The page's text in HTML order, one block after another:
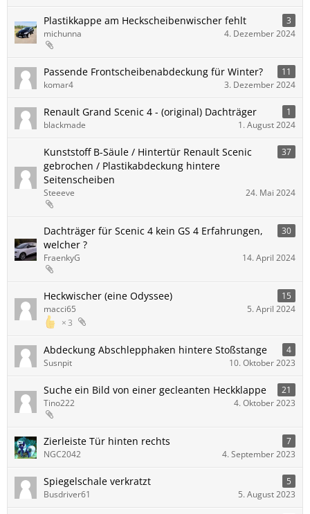
Plastikkappe am Heckscheibenwischer fehlt
3
michunna
4. Dezember 2024
Passende Frontscheibenabdeckung für Winter?
11
komar4
3. Dezember 2024
Renault Grand Scenic 4 - (original) Dachträger
1
blackmade
1. August 2024
Kunststoff B-Säule / Hintertür Renault Scenic
gebrochen / Plastikabdeckung hintere
Seitenscheiben
37
Steeeve 24. Mai 2024
Dachträger für Scenic 4 kein GS 4 Erfahrungen,
welcher ?
30
FraenkyG 14. April 2024
Heckwischer (eine Odyssee) 15
3
macci65 5. April 2024
Abdeckung Abschlepphaken hintere Stoßstange
4
Susnpit
10. Oktober 2023
Suche ein Bild von einer gecleanten Heckklappe
21
Tino222
4. Oktober 2023
Zierleiste Tür hinten rechts
7
NGC2042
4. September 2023
Spiegelschale verkratzt
5
Busdriver61
5. August 2023